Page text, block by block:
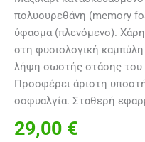
πολυουρεθάνη (memory
ύφασμα (πλενόμενο).
στη φυσιολογική
λήψη σωστής στάσης του
Προσφέρει άριστη
οσφυαλγία. Σταθερή
29,00 €